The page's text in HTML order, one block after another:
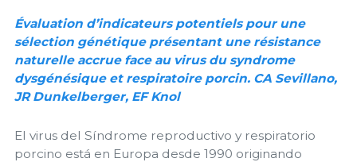
Évaluation d’indicateurs potentiels pour une
sélection génétique présentant une résistance
naturelle accrue face au virus du syndrome
dysgénésique et respiratoire porcin. CA Sevillano,
JR Dunkelberger, EF Knol
El virus del Síndrome reproductivo y respiratorio
porcino está en Europa desde 1990 originando